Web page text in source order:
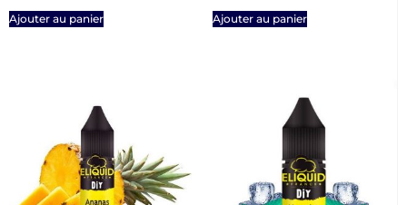
Ajouter au panier Ajouter au panier